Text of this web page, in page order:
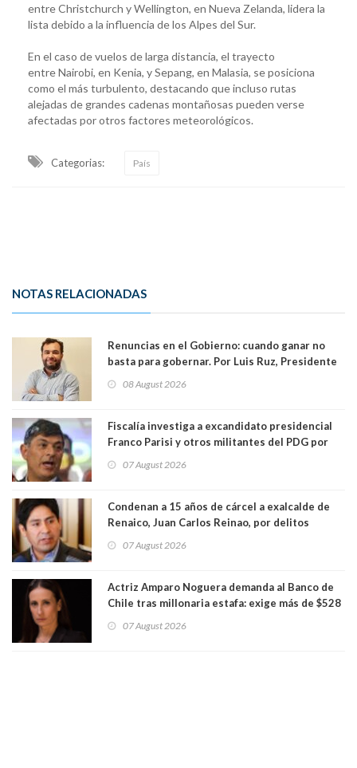
entre Christchurch y Wellington, en Nueva Zelanda, lidera la
lista debido a la influencia de los Alpes del Sur.
En el caso de vuelos de larga distancia, el trayecto
entre Nairobi, en Kenia, y Sepang, en Malasia, se posiciona
como el más turbulento, destacando que incluso rutas
alejadas de grandes cadenas montañosas pueden verse
afectadas por otros factores meteorológicos.
Categorias: País
NOTAS RELACIONADAS
Renuncias en el Gobierno: cuando ganar no
basta para gobernar. Por Luis Ruz, Presidente
08 August 2026
Fiscalía investiga a excandidato presidencial
Franco Parisi y otros militantes del PDG por
07 August 2026
Condenan a 15 años de cárcel a exalcalde de
Renaico, Juan Carlos Reinao, por delitos
07 August 2026
Actriz Amparo Noguera demanda al Banco de
Chile tras millonaria estafa: exige más de $528
07 August 2026